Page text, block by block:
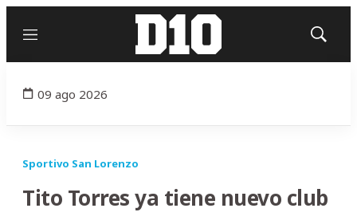
Menú
Mostrar
09 ago 2026
Sportivo San Lorenzo
Tito Torres ya tiene nuevo club